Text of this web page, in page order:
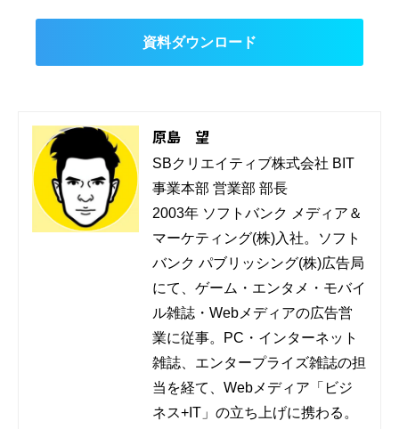
資料ダウンロード
原島 望
SBクリエイティブ株式会社 BIT
事業本部 営業部 部長
2003年 ソフトバンク メディア＆
マーケティング(株)入社。ソフト
バンク パブリッシング(株)広告局
にて、ゲーム・エンタメ・モバイ
ル雑誌・Webメディアの広告営
業に従事。PC・インターネット
雑誌、エンタープライズ雑誌の担
当を経て、Webメディア「ビジ
ネス+IT」の立ち上げに携わる。